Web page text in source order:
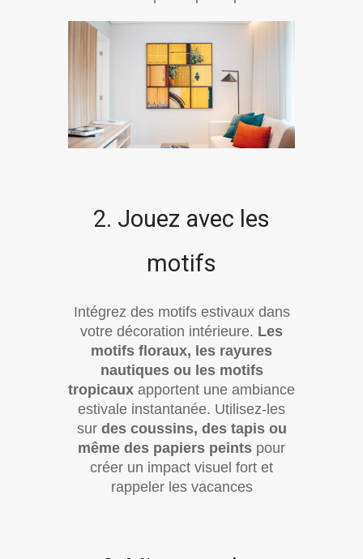
2. Jouez avec les
motifs
Intégrez des motifs estivaux dans
votre décoration intérieure. Les
motifs floraux, les rayures
nautiques ou les motifs
tropicaux apportent une ambiance
estivale instantanée. Utilisez-les
sur des coussins, des tapis ou
même des papiers peints pour
créer un impact visuel fort et
rappeler les vacances